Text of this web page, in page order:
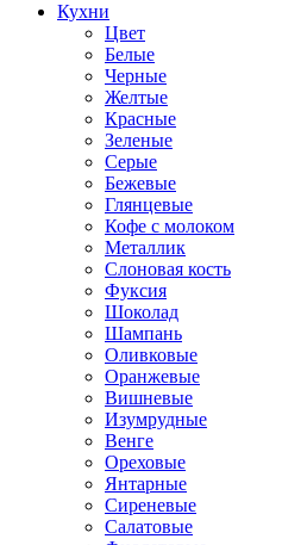
Кухни
Цвет
Белые
Черные
Желтые
Красные
Зеленые
Серые
Бежевые
Глянцевые
Кофе с молоком
Металлик
Слоновая кость
Фуксия
Шоколад
Шампань
Оливковые
Оранжевые
Вишневые
Изумрудные
Венге
Ореховые
Янтарные
Сиреневые
Салатовые